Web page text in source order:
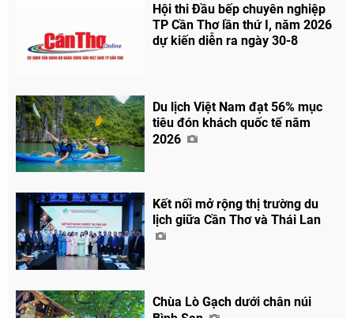
Hội thi Đầu bếp chuyên nghiệp
TP Cần Thơ lần thứ I, năm 2026
dự kiến diễn ra ngày 30-8
Du lịch Việt Nam đạt 56% mục
tiêu đón khách quốc tế năm
2026
Kết nối mở rộng thị trường du
lịch giữa Cần Thơ và Thái Lan
Chùa Lò Gạch dưới chân núi